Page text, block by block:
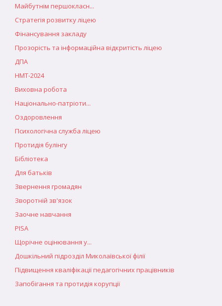
Майбутнім першокласн...
Стратегія розвитку ліцею
Фінансування закладу
Прозорість та інформаційна відкритість ліцею
ДПА
НМТ-2024
Виховна робота
Національно-патріоти...
Оздоровлення
Психологічна служба ліцею
Протидія булінгу
Бібліотека
Для батьків
Звернення громадян
Зворотній зв'язок
Заочне навчання
PISA
Щорічне оцінювання у...
Дошкільний підрозділ Миколаївської філії
Підвищення кваліфікації педагогічних працівників
Запобігання та протидія корупції